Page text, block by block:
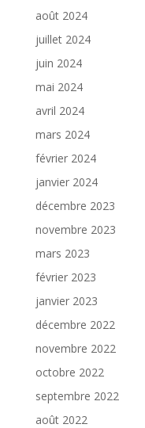
août 2024
juillet 2024
juin 2024
mai 2024
avril 2024
mars 2024
février 2024
janvier 2024
décembre 2023
novembre 2023
mars 2023
février 2023
janvier 2023
décembre 2022
novembre 2022
octobre 2022
septembre 2022
août 2022